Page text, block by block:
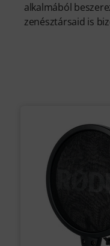
alkalmából
zenésztársaid is